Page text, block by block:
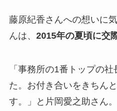
藤原紀香さんへの想いに
んは、 2015年の夏頃に交
「事務所の1番トップの
た。お付き合いをきちん
す。」と片岡愛之助さん。